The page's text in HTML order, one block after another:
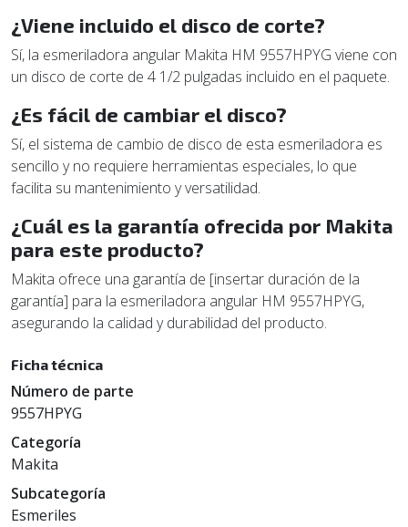
¿Viene incluido el disco de corte?
Sí, la esmeriladora angular Makita HM 9557HPYG viene con
un disco de corte de 4 1/2 pulgadas incluido en el paquete.
¿Es fácil de cambiar el disco?
Sí, el sistema de cambio de disco de esta esmeriladora es
sencillo y no requiere herramientas especiales, lo que
facilita su mantenimiento y versatilidad.
¿Cuál es la garantía ofrecida por Makita
para este producto?
Makita ofrece una garantía de [insertar duración de la
garantía] para la esmeriladora angular HM 9557HPYG,
asegurando la calidad y durabilidad del producto.
Ficha técnica
Número de parte
9557HPYG
Categoría
Makita
Subcategoría
Esmeriles